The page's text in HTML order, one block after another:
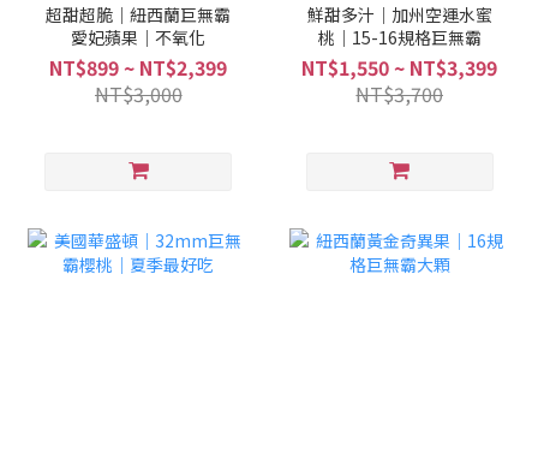
超甜超脆｜紐西蘭巨無霸
愛妃蘋果｜不氧化
NT$899 ~ NT$2,399
NT$3,000
鮮甜多汁｜加州空運水蜜
桃｜15-16規格巨無霸
NT$1,550 ~ NT$3,399
NT$3,700